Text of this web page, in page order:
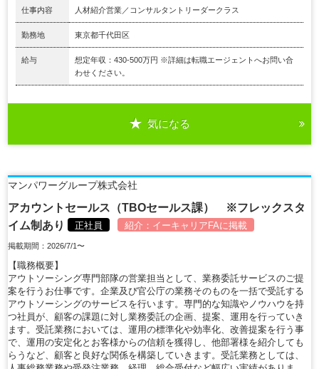
仕事内容 人材紹介営業／コンサルタントリーダークラス
勤務地 東京都千代田区
給与
想定年収：430-500万円 ※詳細は転職エージェントへお問い合
わせください。
気になる
マンパワーグループ株式会社
アカウントセールス（TBOセールス課） ※フレックスタ
イム制あり
正社員 紹介： イーキャリアFAに掲載
掲載期間：2026/7/1〜
【職務概要】
アウトソーシング専門部隊の営業担当として、業務委託サービスのご提
案を行うお仕事です。企業及び官公庁の業務そのものを一括で受託する
アウトソーシングのサービスを行います。専門的な知識やノウハウを持
つ社員が、顧客の課題に対し業務委託の企画、提案、運用を行っていき
ます。受託業務においては、運用の標準化や効率化、改善提案を行う事
で、運用の安定化とお客様からの信頼を獲得し、他部署様を紹介しても
らうなど、顧客と良好な関係を構築していきます。受託業務としては、